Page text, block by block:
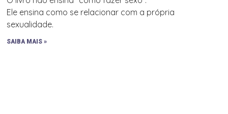
Ele ensina como se relacionar com a própria
sexualidade.
SAIBA MAIS »